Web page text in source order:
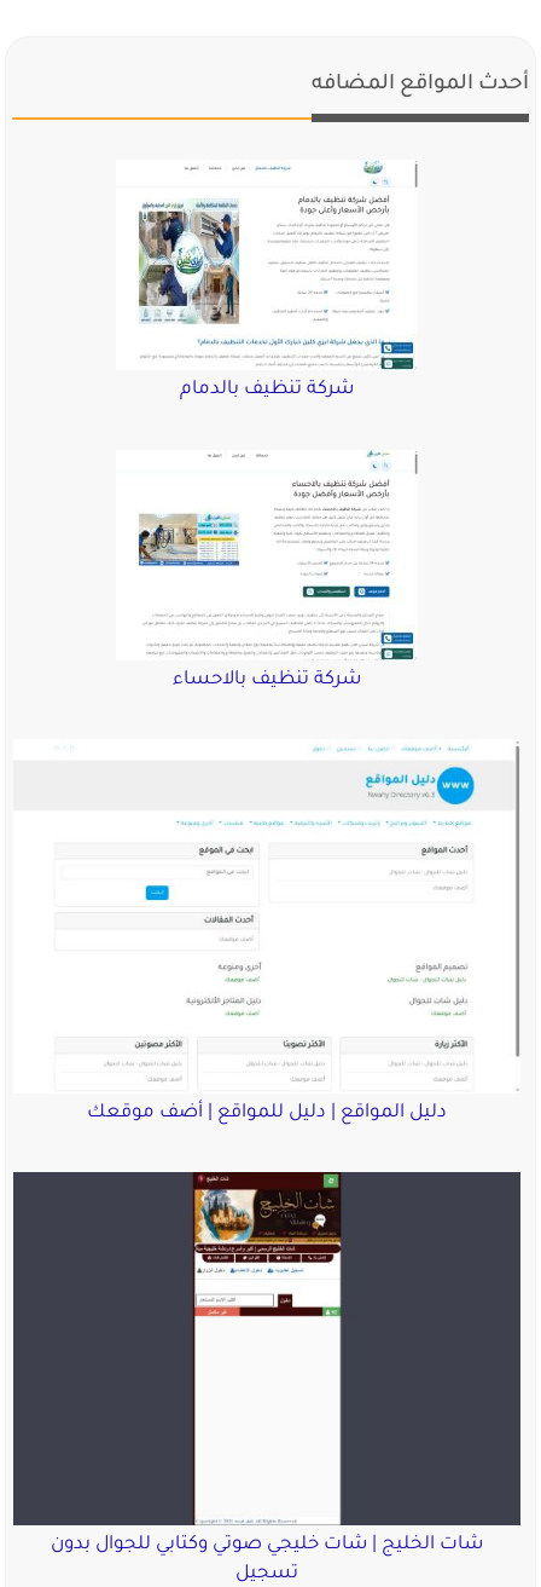
أحدث المواقع المضافه
شركة تنظيف بالدمام
شركة تنظيف بالاحساء
دليل المواقع | دليل للمواقع | أضف موقعك
شات الخليج | شات خليجي صوتي وكتابي للجوال بدون
تسجيل